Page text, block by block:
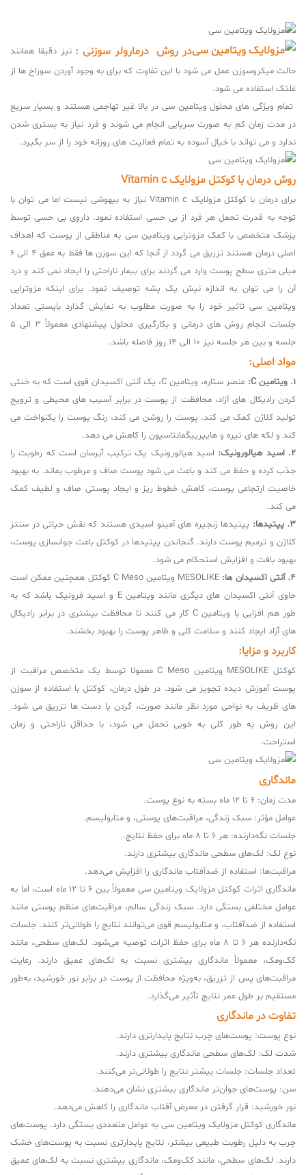
در روش درمارولر سوزنی : نیز دقیقا همانند
حالت میکروسوزن عمل می شود با این تفاوت که برای به وجود آوردن سوراخ ها از
غلتک استفاده می شود.
تمام ویژگی های محلول ویتامین سی در بالا غیر تهاجمی هستند و بسیار سریع
در مدت زمان کم به صورت سرپایی انجام می شوند و فرد نیاز به بستری شدن
ندارد و می‌ تواند با خیال آسوده به تمام فعالیت های روزانه خود را از سر بگیرد.
روش درمان با کوکتل مزولایک Vitamin c
برای درمان با کوکتل مزولایک Vitamin c نیاز به بیهوشی نیست اما می‌ توان با
توجه به قدرت تحمل هر فرد از بی‌ حسی استفاده نمود. داروی بی حسی توسط
پزشک متخصص با کمک مزوتراپی ویتامین سی به مناطقی از پوست که اهداف
اصلی درمان هستند تزریق می گردد از آنجا که این سوزن ها فقط به عمق 4 الی 6
میلی متری سطح پوست وارد می گردند برای بیمار ناراحتی را ایجاد نمی‌ کند و درد
آن را می توان به اندازه نیش یک پشه توصیف نمود. برای اینکه مزوتراپی
ویتامین سی تاثیر خود را به صورت مطلوب به نمایش گذارد بایستی تعداد
جلسات انجام روش های درمانی و بکارگیری محلول پیشنهادی معمولاً 3 الی 5
جلسه و بین هر جلسه نیز 10 الی 14 روز فاصله باشد.
مواد اصلی:
1. ویتامین C:
عنصر ستاره، ویتامین C، یک آنتی اکسیدان قوی است که به خنثی
کردن رادیکال های آزاد، محافظت از پوست در برابر آسیب های محیطی و ترویج
تولید کلاژن کمک می کند. پوست را روشن می کند، رنگ پوست را یکنواخت می
کند و لکه های تیره و هایپرپیگمانتاسیون را کاهش می دهد.
2. اسید هیالورونیک:
اسید هیالورونیک یک ترکیب آبرسان است که رطوبت را
جذب کرده و حفظ می کند و باعث می شود پوست صاف و مرطوب بماند. به بهبود
خاصیت ارتجاعی پوست، کاهش خطوط ریز و ایجاد پوستی صاف و لطیف کمک
می کند.
3. پپتیدها:
پپتیدها زنجیره های آمینو اسیدی هستند که نقش حیاتی در سنتز
کلاژن و ترمیم پوست دارند. گنجاندن پپتیدها در کوکتل باعث جوانسازی پوست،
بهبود بافت و افزایش استحکام می شود.
4. آنتی اکسیدان ها:
MESOLIKE ویتامین C Meso کوکتل همچنین ممکن است
حاوی آنتی اکسیدان های دیگری مانند ویتامین E و اسید فرولیک باشد که به
طور هم افزایی با ویتامین C کار می کنند تا محافظت بیشتری در برابر رادیکال
های آزاد ایجاد کنند و سلامت کلی و ظاهر پوست را بهبود بخشند.
کاربرد و مزایا:
کوکتل MESOLIKE ویتامین C Meso معمولا توسط یک متخصص مراقبت از
پوست آموزش دیده تجویز می شود. در طول درمان، کوکتل با استفاده از سوزن
های ظریف به نواحی مورد نظر مانند صورت، گردن یا دست ها تزریق می شود.
این روش به طور کلی به خوبی تحمل می شود، با حداقل ناراحتی و زمان
استراحت.
ماندگاری
مدت زمان: 6 تا 12 ماه بسته به نوع پوست.
عوامل مؤثر: سبک زندگی، مراقبت‌های پوستی، و متابولیسم.
جلسات نگه‌دارنده: هر 6 تا 8 ماه برای حفظ نتایج.
نوع لک: لک‌های سطحی ماندگاری بیشتری دارند.
مراقبت‌ها: استفاده از ضدآفتاب ماندگاری را افزایش می‌دهد.
ماندگاری اثرات کوکتل مزولایک ویتامین سی معمولاً بین 6 تا 12 ماه است، اما به
عوامل مختلفی بستگی دارد. سبک زندگی سالم، مراقبت‌های منظم پوستی مانند
استفاده از ضدآفتاب، و متابولیسم قوی می‌توانند نتایج را طولانی‌تر کنند. جلسات
نگه‌دارنده هر 6 تا 8 ماه برای حفظ اثرات توصیه می‌شود. لک‌های سطحی، مانند
کک‌ومک، معمولاً ماندگاری بیشتری نسبت به لک‌های عمیق دارند. رعایت
مراقبت‌های پس از تزریق، به‌ویژه محافظت از پوست در برابر نور خورشید، به‌طور
مستقیم بر طول عمر نتایج تأثیر می‌گذارد.
تفاوت در ماندگاری
نوع پوست: پوست‌های چرب نتایج پایدارتری دارند.
شدت لک: لک‌های سطحی ماندگاری بیشتری دارند.
تعداد جلسات: جلسات بیشتر نتایج را طولانی‌تر می‌کنند.
سن: پوست‌های جوان‌تر ماندگاری بیشتری نشان می‌دهند.
نور خورشید: قرار گرفتن در معرض آفتاب ماندگاری را کاهش می‌دهد.
ماندگاری کوکتل مزولایک ویتامین سی به عوامل متعددی بستگی دارد. پوست‌های
چرب به دلیل رطوبت طبیعی بیشتر، نتایج پایدارتری نسبت به پوست‌های خشک
دارند. لک‌های سطحی، مانند کک‌ومک، ماندگاری بیشتری نسبت به لک‌های عمیق